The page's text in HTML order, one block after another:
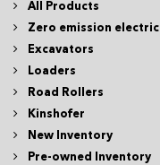
All Products
Zero emission electric
Excavators
Loaders
Road Rollers
Kinshofer
New Inventory
Pre-owned Inventory